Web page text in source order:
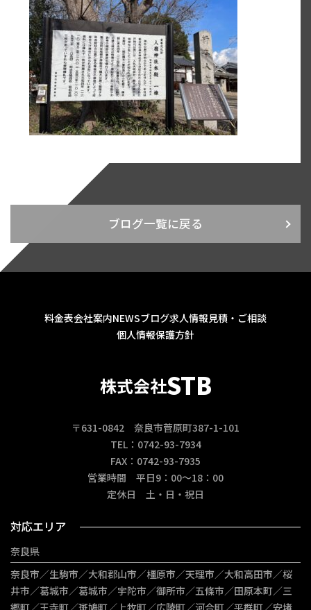
ブログ一覧に戻る
株式会社STB
〒631-0842 奈良市菅原町387-1-101
TEL：0742-93-7934
FAX：0742-93-7935
営業時間 平日9：00～18：00
定休日 土・日・祝日
料金表会社案内NEWSブログ求人情報見積・ご相談
個人情報保護方針
対応エリア
奈良県
奈良市／生駒市／大和郡山市／橿原市／天理市／大和高田市／桜
井市／葛城市／葛城市／宇陀市／御所市／五條市／田原本町／三